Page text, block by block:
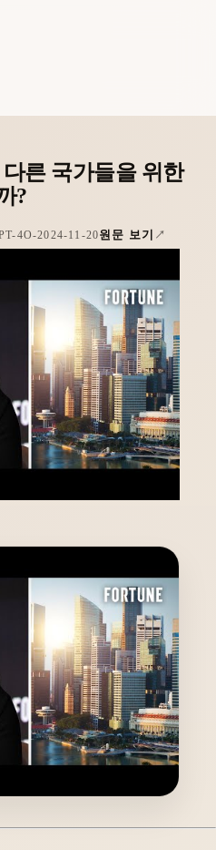
른 국가들을 위한
?
4O-2024-11-20원문 보기